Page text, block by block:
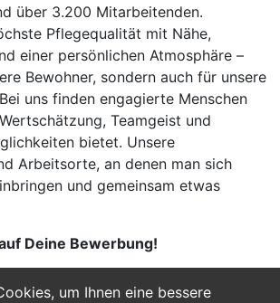
um Ihnen eine bessere
über 3.200 Mitarbeitenden.
Pflegequalität mit Nähe,
einer persönlichen Atmosphäre –
Bewohner, sondern auch für unsere
uns finden engagierte Menschen
Teamgeist und
bietet. Unsere
Arbeitsorte, an denen man sich
und gemeinsam etwas
Deine Bewerbung!